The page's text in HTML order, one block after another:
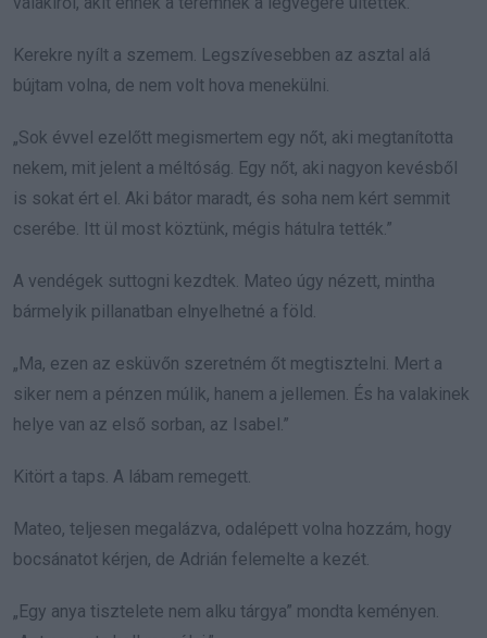
Kerekre nyílt a szemem. Legszívesebben az asztal alá
bújtam volna, de nem volt hova menekülni.
„Sok évvel ezelőtt megismertem egy nőt, aki megtanította
nekem, mit jelent a méltóság. Egy nőt, aki nagyon kevésből
is sokat ért el. Aki bátor maradt, és soha nem kért semmit
cserébe. Itt ül most köztünk, mégis hátulra tették.”
A vendégek suttogni kezdtek. Mateo úgy nézett, mintha
bármelyik pillanatban elnyelhetné a föld.
„Ma, ezen az esküvőn szeretném őt megtisztelni. Mert a
siker nem a pénzen múlik, hanem a jellemen. És ha valakinek
helye van az első sorban, az Isabel.”
Kitört a taps. A lábam remegett.
Mateo, teljesen megalázva, odalépett volna hozzám, hogy
bocsánatot kérjen, de Adrián felemelte a kezét.
„Egy anya tisztelete nem alku tárgya” mondta keményen.